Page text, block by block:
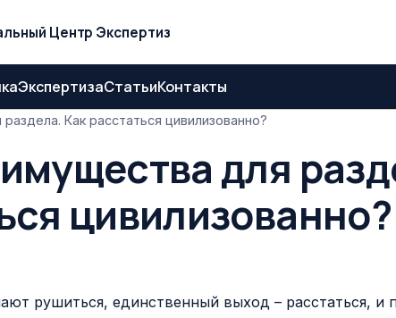
Центр Экспертиз
ЭкспертизаСтатьиКонтакты
Как расстаться цивилизованно?
для
цивилизованно?
рушиться, единственный выход – расстаться, и